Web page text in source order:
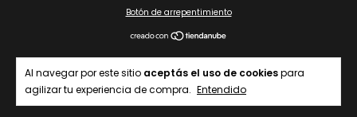
Al navegar por este sitio aceptás el uso de cookiespara
agilizar tu experiencia de compra. Entendido
Botón de arrepentimiento